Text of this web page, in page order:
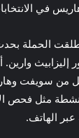
في
الحملة
إليزابيث
من سويفت
مثل فحص
الهاتف.